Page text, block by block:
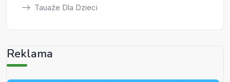
Tauaże Dla Dzieci
Reklama